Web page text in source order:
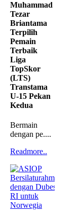
Muhammad
Tezar
Briantama
Terpilih
Pemain
Terbaik
Liga
TopSkor
(LTS)
Transtama
U-15 Pekan
Kedua
Bermain
dengan pe....
Readmore..